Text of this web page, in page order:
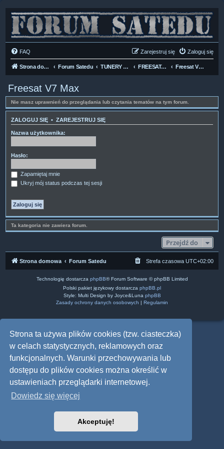
Strona ta używa plików cookies (tzw. ciasteczka)
w celach statystycznych, reklamowych oraz
funkcjonalnych. Warunki przechowywania lub
dostępu do plików cookies można określić w
ustawieniach przeglądarki internetowej.
Dowiedz się więcej
Akceptuję!
FAQ Zaloguj się
Zarejestruj się
Strona domowa Forum Satedu TUNERY SAT HD-LINUX FREESAT-GTMEDIA Freesat V7 Max
Freesat V7 Max
Nie masz uprawnień do przeglądania lub czytania tematów na tym forum.
ZALOGUJ SIĘ • ZAREJESTRUJ SIĘ
Nazwa użytkownika:
Hasło:
Zapamiętaj mnie
Ukryj mój status podczas tej sesji
Ta kategoria nie zawiera forum.
Przejdź do
Strona domowa Forum Satedu Strefa czasowa UTC+02:00
Technologię dostarcza phpBB® Forum Software © phpBB Limited
Polski pakiet językowy dostarcza phpBB.pl
Style: Multi Design by Joyce&Luna phpBB
Zasady ochrony danych osobowych | Regulamin